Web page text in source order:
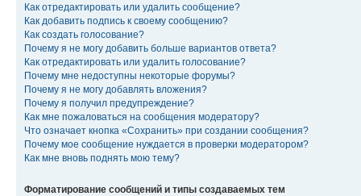
Как отредактировать или удалить сообщение?
Как добавить подпись к своему сообщению?
Как создать голосование?
Почему я не могу добавить больше вариантов ответа?
Как отредактировать или удалить голосование?
Почему мне недоступны некоторые форумы?
Почему я не могу добавлять вложения?
Почему я получил предупреждение?
Как мне пожаловаться на сообщения модератору?
Что означает кнопка «Сохранить» при создании сообщения?
Почему мое сообщение нуждается в проверки модератором?
Как мне вновь поднять мою тему?
Форматирование сообщений и типы создаваемых тем